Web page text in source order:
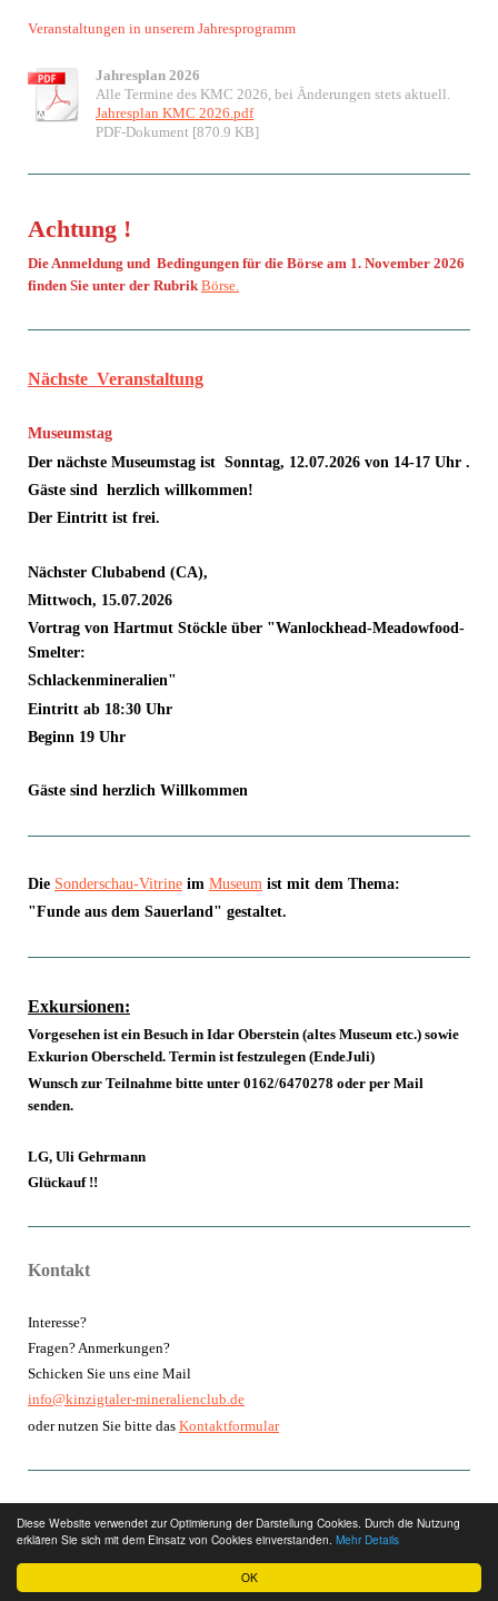
OK
Diese Website verwendet zur Optimierung der Darstellung Cookies. Durch die Nutzung
erklären Sie sich mit dem Einsatz von Cookies einverstanden. Mehr Details
Veranstaltungen in unserem Jahresprogramm
Jahresplan 2026
Alle Termine des KMC 2026, bei Änderungen stets aktuell.
Jahresplan KMC 2026.pdf
PDF-Dokument [870.9 KB]
Achtung !
Die Anmeldung und Bedingungen für die Börse am 1. November 2026
finden Sie unter der Rubrik Börse.
Nächste Veranstaltung
Museumstag
Der nächste Museumstag ist Sonntag, 12.07.2026 von 14-17 Uhr .
Gäste sind herzlich willkommen!
Der Eintritt ist frei.
Nächster Clubabend (CA),
Mittwoch, 15.07.2026
Vortrag von Hartmut Stöckle über "Wanlockhead-Meadowfood-
Smelter:
Schlackenmineralien"
Eintritt ab 18:30 Uhr
Beginn 19 Uhr
Gäste sind herzlich Willkommen
Die Sonderschau-Vitrine im Museum ist mit dem Thema:
"Funde aus dem Sauerland" gestaltet.
Exkursionen:
Vorgesehen ist ein Besuch in Idar Oberstein (altes Museum etc.) sowie
Exkurion Oberscheld. Termin ist festzulegen (EndeJuli)
Wunsch zur Teilnahme bitte unter 0162/6470278 oder per Mail
senden.
LG, Uli Gehrmann
Glückauf !!
Kontakt
Interesse?
Fragen? Anmerkungen?
Schicken Sie uns eine Mail
info@kinzigtaler-mineralienclub.de
oder nutzen Sie bitte das Kontaktformular